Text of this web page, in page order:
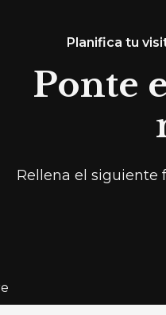
Planifica tu
Ponte
Rellena el siguiente